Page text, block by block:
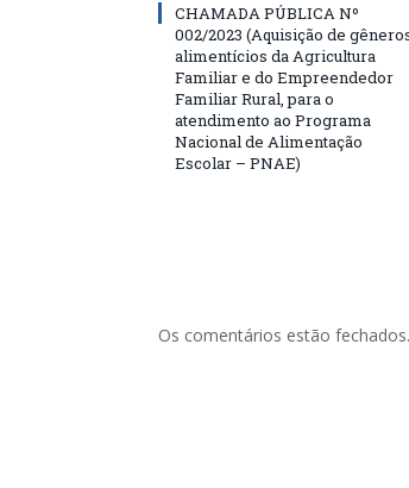
CHAMADA PÚBLICA Nº
002/2023 (Aquisição de
alimentícios da Agricultura
Familiar e do Empreendedor
Familiar Rural, para o
atendimento ao Programa
Nacional de Alimentação
Escolar – PNAE)
Os comentários estão fechados.